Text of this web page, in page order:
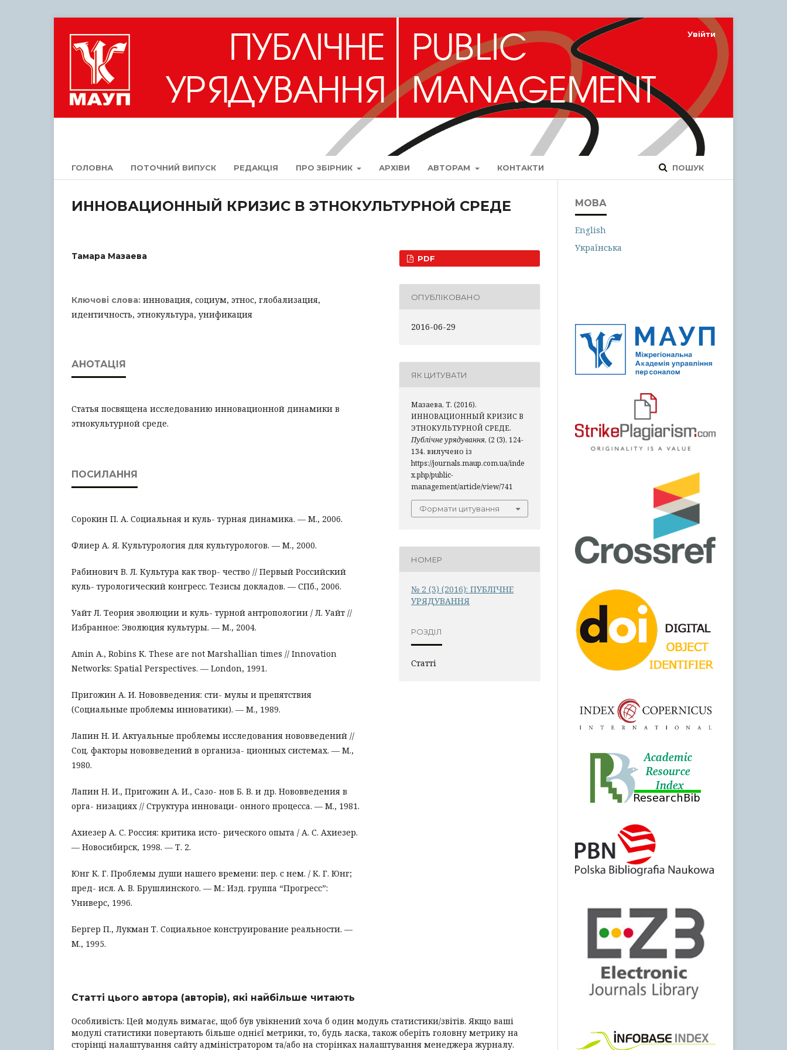
ГОЛОВНА ПОТОЧНИЙ ВИПУСК РЕДАКЦІЯ ПРО ЗБІРНИК АРХІВИ АВТОРАМ КОНТАКТИ ПОШУК
Увійти
ИННОВАЦИОННЫЙ КРИЗИС В ЭТНОКУЛЬТУРНОЙ СРЕДЕ
Тамара Мазаева
Ключові слова: инновация, социум, этнос, глобализация,
идентичность, этнокультура, унификация
АНОТАЦІЯ
Статья посвящена исследованию инновационной динамики в
этнокультурной среде.
ПОСИЛАННЯ
Сорокин П. А. Социальная и куль- турная динамика. — М., 2006.
Флиер А. Я. Культурология для культурологов. — М., 2000.
Рабинович В. Л. Культура как твор- чество // Первый Российский
куль- турологический конгресс. Тезисы докладов. — СПб., 2006.
Уайт Л. Теория эволюции и куль- турной антропологии / Л. Уайт //
Избранное: Эволюция культуры. — М., 2004.
Amin А., Robins К. These are not Marshallian times // Innovation
Networks: Spatial Perspectives. — London, 1991.
Пригожин А. И. Нововведения: сти- мулы и препятствия
(Социальные проблемы инноватики). — М., 1989.
Лапин Н. И. Актуальные проблемы исследования нововведений //
Соц. факторы нововведений в организа- ционных системах. — М.,
1980.
Лапин Н. И., Пригожин А. И., Сазо- нов Б. В. и др. Нововведения в
орга- низациях // Структура инноваци- онного процесса. — М., 1981.
Ахиезер А. С. Россия: критика исто- рического опыта / А. С. Ахиезер.
— Новосибирск, 1998. — Т. 2.
Юнг К. Г. Проблемы души нашего времени: пер. с нем. / К. Г. Юнг;
пред- исл. А. В. Брушлинского. — М.: Изд. группа “Прогресс”:
Универс, 1996.
Бергер П., Лукман Т. Социальное конструирование реальности. —
М., 1995.
PDF
ОПУБЛІКОВАНО
2016-06-29
ЯК ЦИТУВАТИ
Мазаева, Т. (2016).
ИННОВАЦИОННЫЙ КРИЗИС В
ЭТНОКУЛЬТУРНОЙ СРЕДЕ.
Публічне урядування, (2 (3), 124-
134. вилучено із
https://journals.maup.com.ua/inde
x.php/public-
management/article/view/741
Формати цитування
НОМЕР
№ 2 (3) (2016): ПУБЛІЧНЕ
УРЯДУВАННЯ
РОЗДІЛ
Статті
Статті цього автора (авторів), які найбільше читають
Особливість: Цей модуль вимагає, щоб був увікнений хоча б один модуль статистики/звітів. Якщо ваші
модулі статистики повертають більше однієї метрики, то, будь ласка, також оберіть головну метрику на
сторінці налаштування сайту адміністратором та/або на сторінках налаштування менеджера журналу.
МОВА
English
Українська